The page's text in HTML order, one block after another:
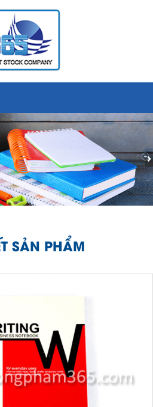
SẢN PHẨM